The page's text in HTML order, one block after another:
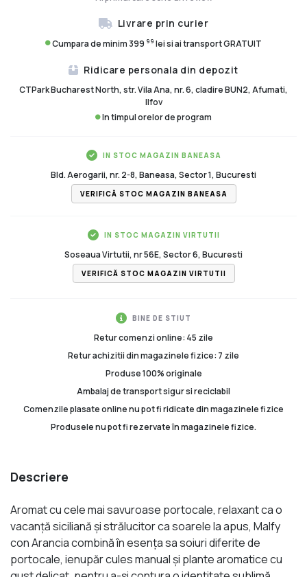
Livrare prin curier
Cumpara de minim 399 99 lei si ai transport GRATUIT
Ridicare personala din depozit
CTPark Bucharest North, str. Vila Ana, nr. 6, cladire BUN2, Afumati,
Ilfov
In timpul orelor de program
IN STOC MAGAZIN BANEASA
Bld. Aerogarii, nr. 2-8, Baneasa, Sector 1, Bucuresti
VERIFICĂ STOC MAGAZIN BANEASA
IN STOC MAGAZIN VIRTUTII
Soseaua Virtutii, nr 56E, Sector 6, Bucuresti
VERIFICĂ STOC MAGAZIN VIRTUTII
BINE DE STIUT
Retur comenzi online: 45 zile
Retur achizitii din magazinele fizice: 7 zile
Produse 100% originale
Ambalaj de transport sigur si reciclabil
Comenzile plasate online nu pot fi ridicate din magazinele fizice
Produsele nu pot fi rezervate în magazinele fizice.
Descriere
Aromat cu cele mai savuroase portocale, relaxant ca o
vacanţă siciliană şi strălucitor ca soarele la apus, Malfy
con Arancia combină în esenţa sa soiuri diferite de
portocale, ienupăr cules manual şi plante aromatice cu